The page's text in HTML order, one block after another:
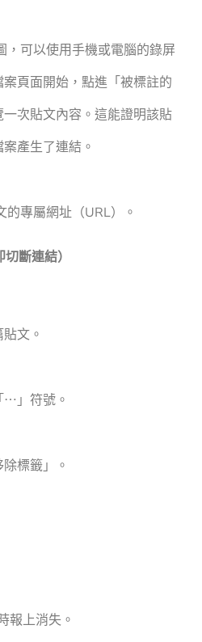
，可以使用手機或電腦的錄屏
頁面開始，點進「被標註的
次貼文內容。這能證明該貼
產生了連結。
的專屬網址（URL）。
斷連結）
文。
⋯」符號。
標籤」。
報上消失。